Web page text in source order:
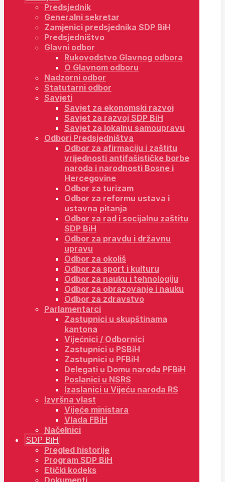
Predsjednik
Generalni sekretar
Zamjenici predsjednika SDP BiH
Predsjedništvo
Glavni odbor
Rukovodstvo Glavnog odbora
O Glavnom odboru
Nadzorni odbor
Statutarni odbor
Savjeti
Savjet za ekonomski razvoj
Savjet za razvoj SDP BiH
Savjet za lokalnu samoupravu
Odbori Predsjedništva
Odbor za afirmaciju i zaštitu
vrijednosti antifašističke borbe
naroda i narodnosti Bosne i
Hercegovine
Odbor za turizam
Odbor za reformu ustava i
ustavna pitanja
Odbor za rad i socijalnu zaštitu
SDP BiH
Odbor za pravdu i državnu
upravu
Odbor za okoliš
Odbor za sport i kulturu
Odbor za nauku i tehnologiju
Odbor za obrazovanje i nauku
Odbor za zdravstvo
Parlamentarci
Zastupnici u skupštinama
kantona
Vijećnici / Odbornici
Zastupnici u PSBiH
Zastupnici u PFBiH
Delegati u Domu naroda PFBiH
Poslanici u NSRS
Izaslanici u Vijeću naroda RS
Izvršna vlast
Vijeće ministara
Vlada FBiH
Načelnici
SDP BiH
Pregled historije
Program SDP BiH
Etički kodeks
Dokumenti